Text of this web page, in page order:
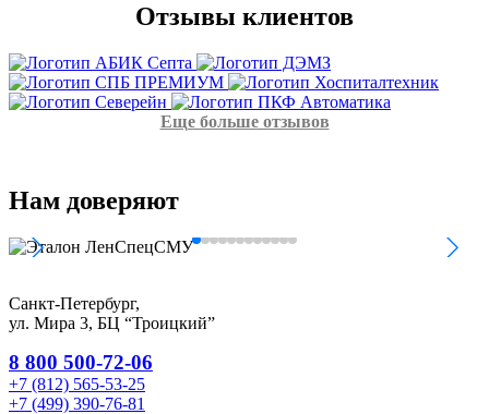
Отзывы клиентов
Еще больше отзывов
Нам доверяют
Санкт-Петербург,
ул. Мира 3, БЦ “Троицкий”
8 800 500-72-06
+7 (812) 565-53-25
+7 (499) 390-76-81